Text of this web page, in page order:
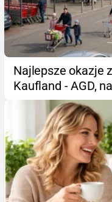
Najlepsze okazje
Kaufland - AGD,